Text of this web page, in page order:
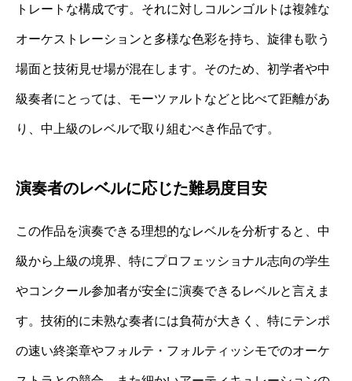
トレートな構成です。それに対しコルンゴルトは複雑な
オーケストレーションと多様な色彩を持ち、旋律も歌う
場面と技術見せ場が混在します。そのため、初学者や中
級奏者にとっては、モーツァルトなどと比べて距離があ
り、中上級のレベルで取り組むべき作品です。
演奏者のレベルに応じた難易度目安
この作品を演奏できる理想的なレベルを分析すると、中
級から上級の境界、特にプロフェッショナル志向の学生
やコンクール参加者が安全に演奏できるレベルと言えま
す。技術的に未熟な奏者には負荷が大きく、特にテンポ
の速い終楽章やフォルテ・フォルティッシモでのオーケ